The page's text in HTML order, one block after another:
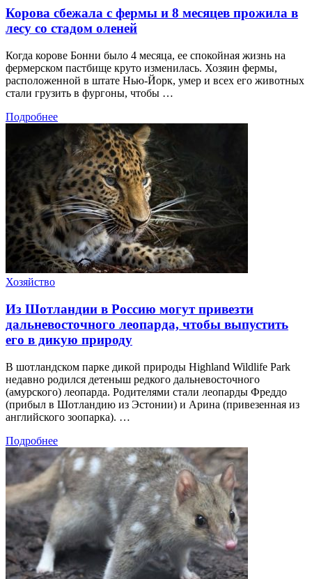
Корова сбежала с фермы и 8 месяцев прожила в
лесу со стадом оленей
Когда корове Бонни было 4 месяца, ее спокойная жизнь на
фермерском пастбище круто изменилась. Хозяин фермы,
расположенной в штате Нью-Йорк, умер и всех его животных
стали грузить в фургоны, чтобы …
Подробнее
Хозяйство
Из Шотландии в Россию могут привезти
дальневосточного леопарда, чтобы выпустить
его в дикую природу
В шотландском парке дикой природы Highland Wildlife Park
недавно родился детеныш редкого дальневосточного
(амурского) леопарда. Родителями стали леопарды Фреддо
(прибыл в Шотландию из Эстонии) и Арина (привезенная из
английского зоопарка). …
Подробнее